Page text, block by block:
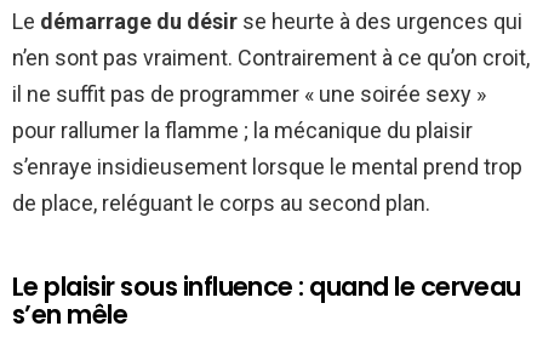
Le démarrage du désir se heurte à des urgences qui
n’en sont pas vraiment. Contrairement à ce qu’on croit,
il ne suffit pas de programmer « une soirée sexy »
pour rallumer la flamme ; la mécanique du plaisir
s’enraye insidieusement lorsque le mental prend trop
de place, reléguant le corps au second plan.
Le plaisir sous influence : quand le cerveau
s’en mêle